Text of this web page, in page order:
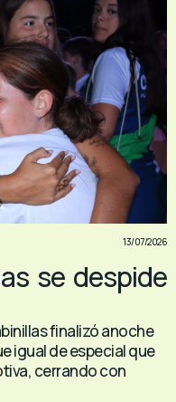
13/07/2026
se despide
finalizó anoche
igual de especial que
cerrando con